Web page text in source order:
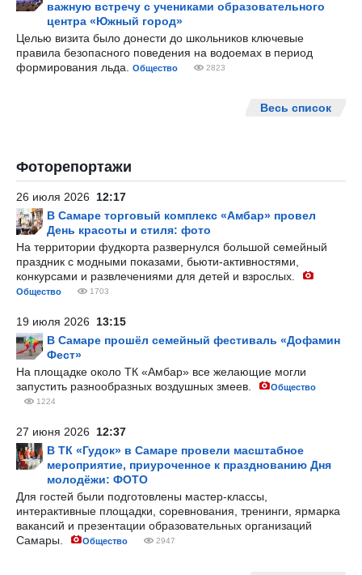
важную встречу с учениками образовательного
центра «Южный город»
Целью визита было донести до школьников ключевые
правила безопасного поведения на водоемах в период
формирования льда.
Общество 2823
Весь список
Фоторепортажи
26 июля 2026 12:17
В Самаре торговый комплекс «Амбар» провел
День красоты и стиля: фото
На территории фудкорта развернулся большой семейный
праздник с модными показами, бьюти-активностями,
конкурсами и развлечениями для детей и взрослых.
Общество 1703
19 июля 2026 13:15
В Самаре прошёл семейный фестиваль «Дофамин
Фест»
На площадке около ТК «Амбар» все желающие могли
запустить разнообразных воздушных змеев.
Общество
1224
27 июня 2026 12:37
В ТК «Гудок» в Самаре провели масштабное
мероприятие, приуроченное к празднованию Дня
молодёжи: ФОТО
Для гостей были подготовлены мастер-классы,
интерактивные площадки, соревнования, тренинги, ярмарка
вакансий и презентации образовательных организаций
Самары.
Общество 2947